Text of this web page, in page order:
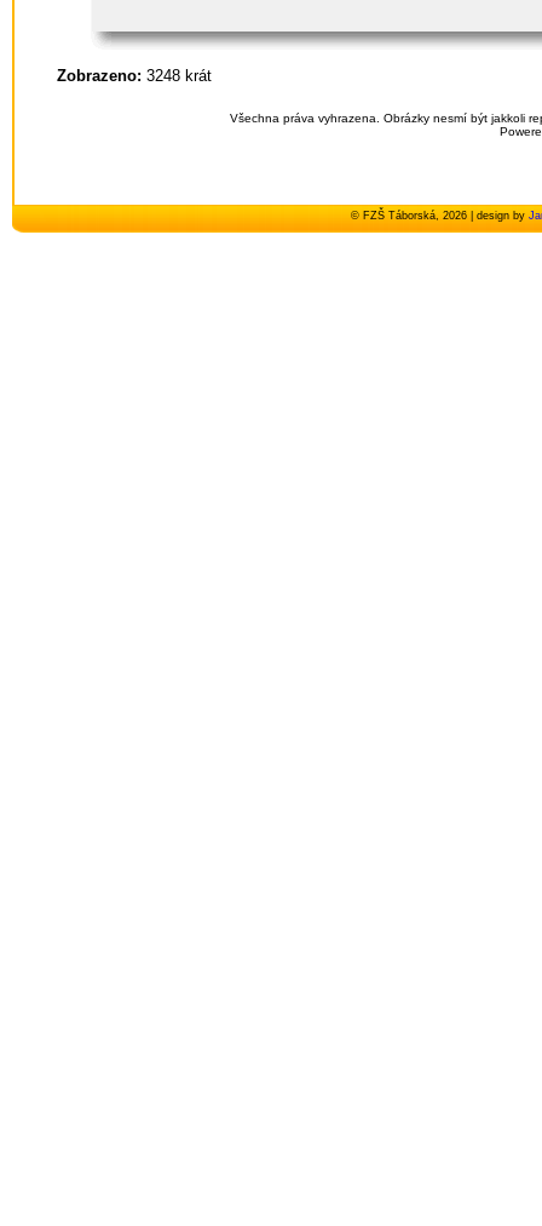
Zobrazeno: 3248 krát
Všechna práva vyhrazena. Obrázky nesmí být jakkoli
© FZŠ Táborská, 2026 | design by